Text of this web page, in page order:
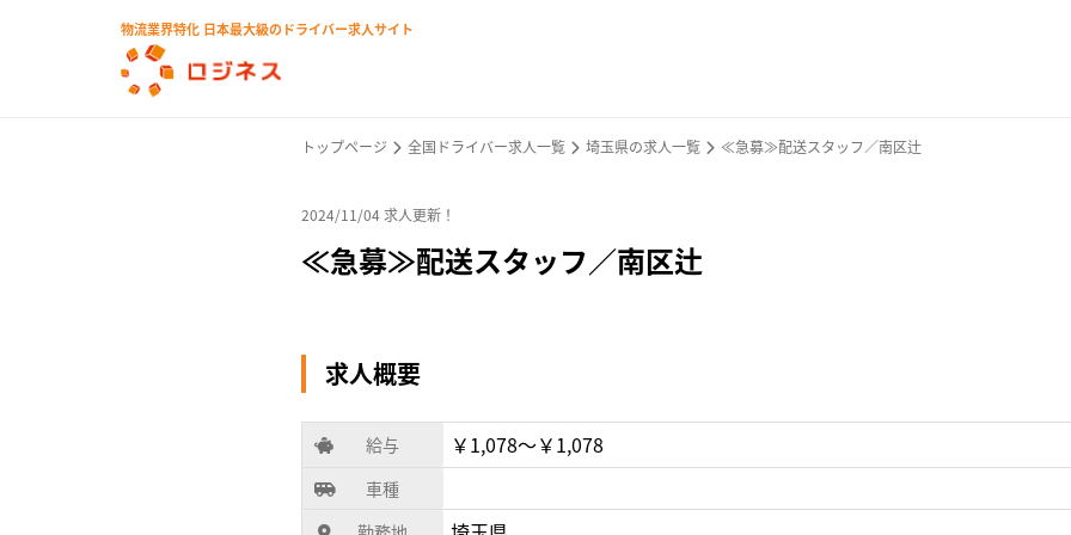
物流業界特化 日本最大級のドライバー求人サイト
トップページ 全国ドライバー求人一覧 埼玉県の求人一覧 ≪急募≫配送スタッフ／南区辻
2024/11/04 求人更新！
≪急募≫配送スタッフ／南区辻
求人概要
給与 ￥1,078〜￥1,078
車種